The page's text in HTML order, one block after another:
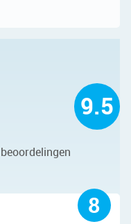
9.5
beoordelingen
8